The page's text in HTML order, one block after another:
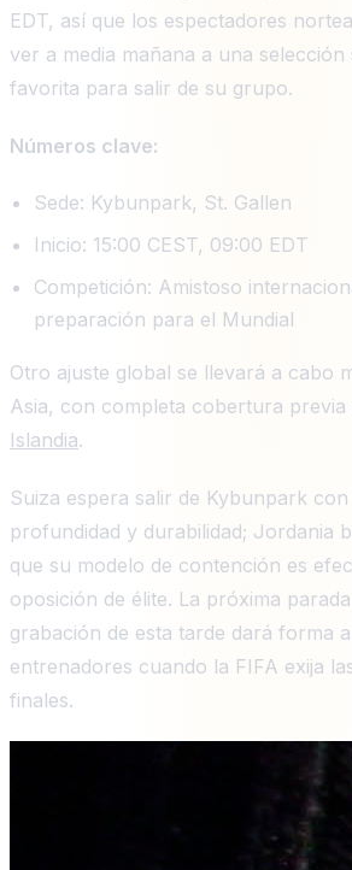
EDT, así que los espectadores
ver a media mañana a una selección
favorita para salir de su grupo.
Números clave:
Sede: Kybunpark, St. Gallen
Inicio: 15:00 CEST, 09:00 EDT
Competición: Amistoso
preparación para el Mundial
Otro ajuste global se llevará a cabo
Asia, con completa cobertura previa
Islandia.
Suiza espera salir de Kybunpark
profundidad y durabilidad; Jordania
que su modelo de contención es
oposición de élite. La próxima
grabación de esta tarde dará forma
entrenadores cuando la FIFA exija
finales.